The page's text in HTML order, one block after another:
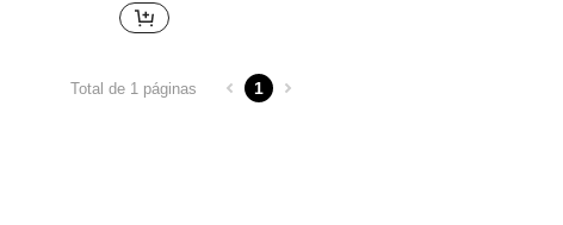
Total de 1 páginas 1